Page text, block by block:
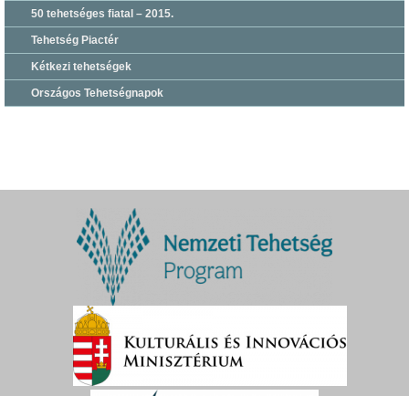
50 tehetséges fiatal – 2015.
Tehetség Piactér
Kétkezi tehetségek
Országos Tehetségnapok